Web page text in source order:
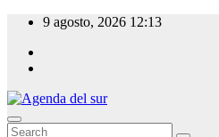
Skip
content
9 agosto, 2026 12:13
Agenda del sur